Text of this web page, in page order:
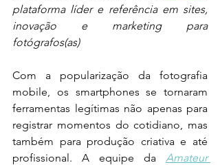
plataforma líder e referência em sites,
inovação e marketing para
fotógrafos(as)
Com a popularização da fotografia
mobile, os smartphones se tornaram
ferramentas legítimas não apenas para
registrar momentos do cotidiano, mas
também para produção criativa e até
profissional. A equipe da Amateur